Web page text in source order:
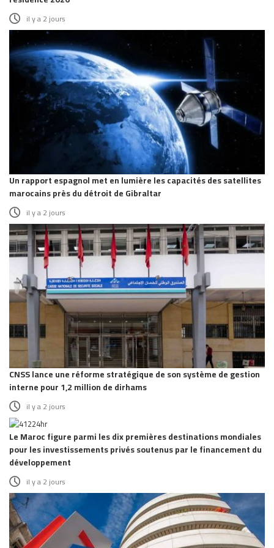
il y a 2 jours
Un rapport espagnol met en lumière les capacités des satellites
marocains près du détroit de Gibraltar
il y a 2 jours
CNSS lance une réforme stratégique de son système de gestion
interne pour 1,2 million de dirhams
il y a 2 jours
Le Maroc figure parmi les dix premières destinations mondiales
pour les investissements privés soutenus par le financement du
développement
il y a 2 jours